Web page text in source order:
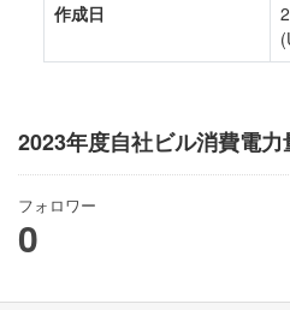
2023年度自社ビル消費電力
フォロワー
0
作成日